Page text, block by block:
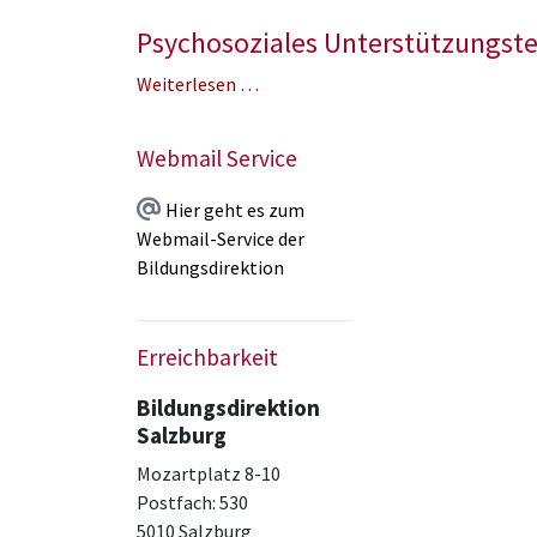
Psychosoziales
Weiterlesen …
Webmail Service
Hier geht es zum
Webmail-Service der
Bildungsdirektion
Erreichbarkeit
Bildungsdirektion
Salzburg
Mozartplatz 8-10
Postfach: 530
5010 Salzburg